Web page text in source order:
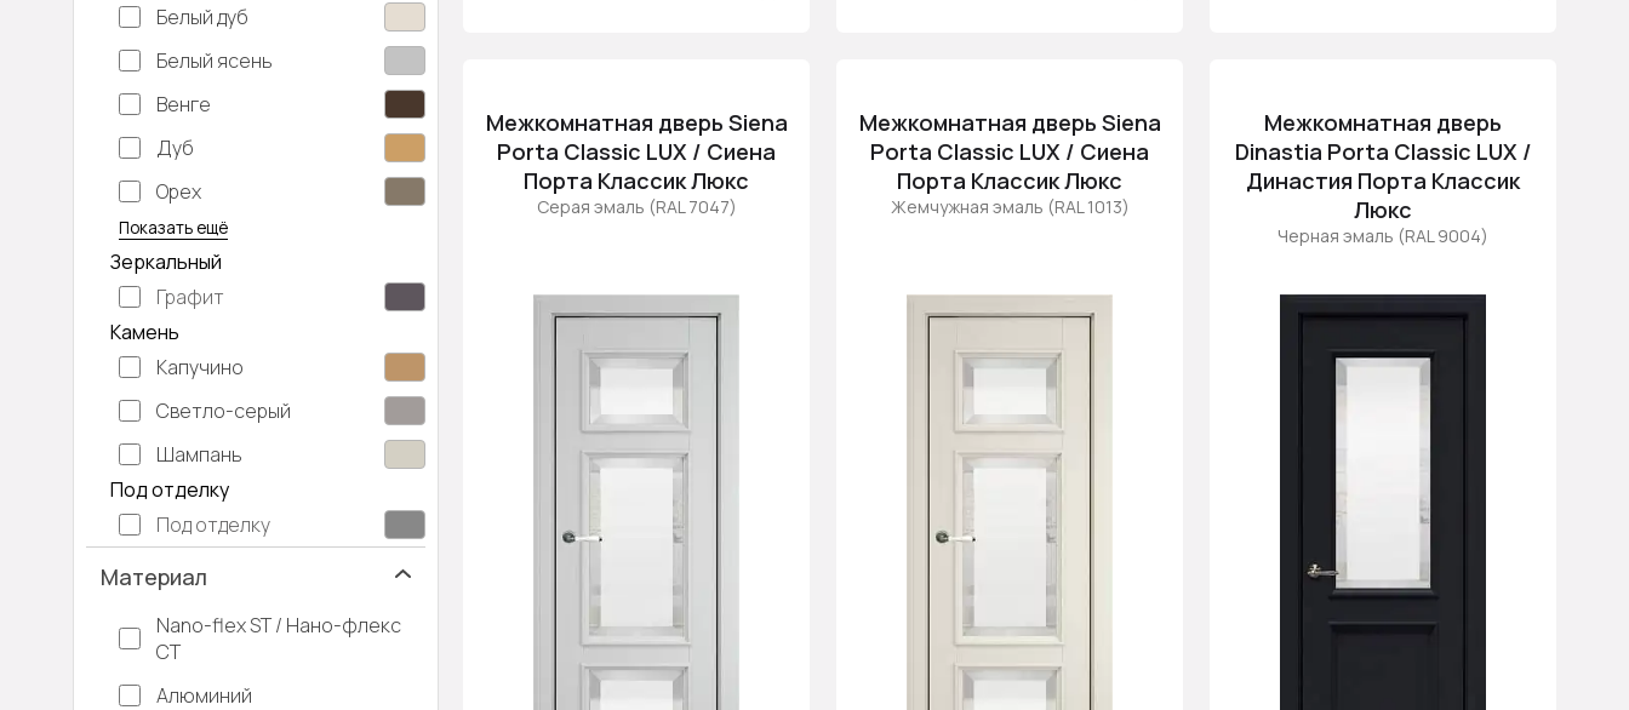
Белый дуб
Белый ясень
Венге
Дуб
Орех
Серый дуб
Показать ещё
Зеркальный
Графит
Камень
Капучино
Светло-серый
Шампань
Под отделку
Под отделку
Материал
Nano-flex ST / Нано-флекс
СТ
Алюминий
Межкомнатная дверь Siena
Porta Classic LUX / Сиена
Порта Классик Люкс
Серая эмаль (RAL 7047)
Межкомнатная дверь Siena
Porta Classic LUX / Сиена
Порта Классик Люкс
Жемчужная эмаль (RAL 1013)
Межкомнатная дверь
Dinastia Porta Classic LUX /
Династия Порта Классик
Люкс
Черная эмаль (RAL 9004)